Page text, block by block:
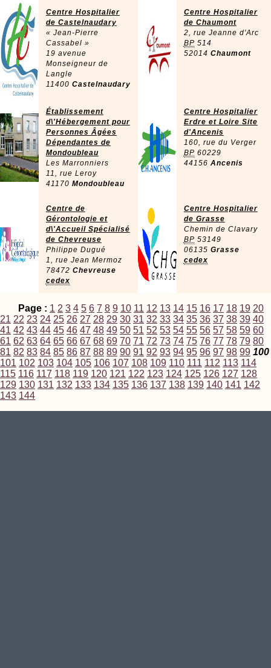
Centre Hospitalier
de Castelnaudary
« Jean-Pierre
Cassabel »
19 avenue
Monseigneur de
Langle
11400 Castelnaudary
Centre Hospitalier
de Chaumont
2, rue Jeanne d'Arc
BP 514
52014 Chaumont
Établissement
d\'Hébergement pour
Personnes Âgées
Dépendantes de
Mondoubleau
Les Marronniers
11, rue Leroy
41170 Mondoubleau
Centre Hospitalier
Erdre et Loire Site
d'Ancenis
160, rue du Verger
BP 60229
44156 Ancenis
Centre de
Gérontologie et
d\'Accueil Spécialisé
de Chevreuse
Philippe Dugué
1, rue Jean Mermoz
78472 Chevreuse
cedex
Centre Hospitalier
de Grasse
Chemin de Clavary
BP 53149
06135 Grasse
cedex
Page : 1 2 3 4 5 6 7 8 9 10 11 12 13 14 15 16 17 18 19 20
21 22 23 24 25 26 27 28 29 30 31 32 33 34 35 36 37 38 39 40
41 42 43 44 45 46 47 48 49 50 51 52 53 54 55 56 57 58 59 60
61 62 63 64 65 66 67 68 69 70 71 72 73 74 75 76 77 78 79 80
81 82 83 84 85 86 87 88 89 90 91 92 93 94 95 96 97 98 99 100
101 102 103 104 105 106 107 108 109 110 111 112 113 114
115 116 117 118 119 120 121 122 123 124 125 126 127 128
129 130 131 132 133 134 135 136 137 138 139 140 141 142
143 144